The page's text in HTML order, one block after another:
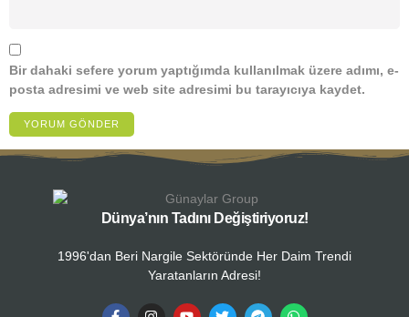
Bir dahaki sefere yorum yaptığımda kullanılmak üzere adımı, e-
posta adresimi ve web site adresimi bu tarayıcıya kaydet.
Dünya’nın Tadını Değiştiriyoruz!
1996'dan Beri Nargile Sektöründe Her Daim Trendi
Yaratanların Adresi!